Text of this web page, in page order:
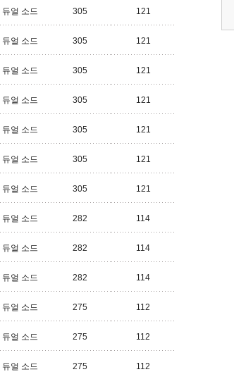
듀얼 소드 305 121
듀얼 소드 305 121
듀얼 소드 305 121
듀얼 소드 305 121
듀얼 소드 305 121
듀얼 소드 305 121
듀얼 소드 305 121
듀얼 소드 282 114
듀얼 소드 282 114
듀얼 소드 282 114
듀얼 소드 275 112
듀얼 소드 275 112
듀얼 소드 275 112